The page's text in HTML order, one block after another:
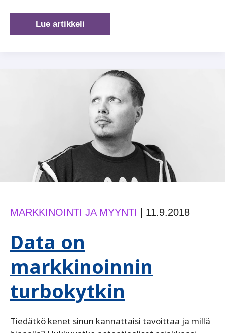
Bisnes
ja
asiakastyytyväisyys
Lue artikkeli
MARKKINOINTI JA MYYNTI 11.9.2018
Data on
markkinoinnin
turbokytkin
Tiedätkö kenet sinun kannattaisi tavoittaa ja millä